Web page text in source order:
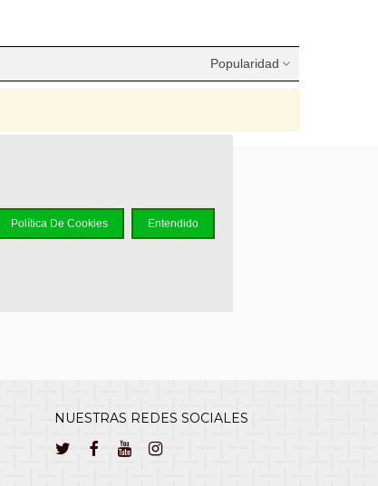
Popularidad
644 110 737
NUESTRAS REDES SOCIALES
Política De Cookies Entendido